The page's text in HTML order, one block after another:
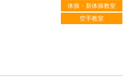
体操・新体操教室
空手教室